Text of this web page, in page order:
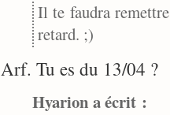
Il te faudra
retard. ;)
Arf. Tu es du 13/04 ?
Hyarion a écrit :